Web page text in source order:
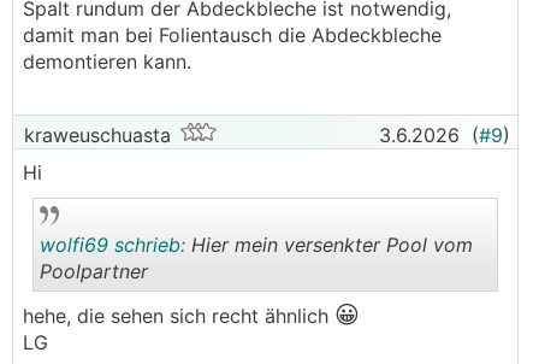
Spalt rundum der Abdeckbleche ist notwendig,
damit man bei Folientausch die Abdeckbleche
demontieren kann.
kraweuschuasta 3.6.2026 (#9)
Hi
wolfi69 schrieb: Hier mein versenkter Pool vom
Poolpartner
hehe, die sehen sich recht ähnlich 😀
LG